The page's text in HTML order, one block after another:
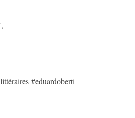
#eduardoberti